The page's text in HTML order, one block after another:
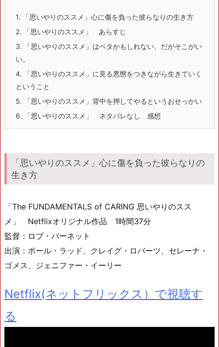
1. 「思いやりのススメ」心に傷を負った彼らなりの生き方
2. 「思いやりのススメ」 あらすじ
3. 「思いやりのススメ」はベタかもしれない、だがそこがい
い。
4. 「思いやりのススメ」に見る悪態をつきながら生きていく
ということ
5. 「思いやりのススメ」背中を押してやるというおせっかい
6. 「思いやりのススメ」 ネタバレなし 感想
「思いやりのススメ」心に傷を負った彼らなりの
生き方
「The FUNDAMENTALS of CARING 思いやりのスス
メ」 Netflixオリジナル作品 1時間37分
監督：ロブ・バーネット
出演：ポール・ラッド、クレイグ・ロバーツ、セレーナ・
ゴメス、ジェニファー・イーリー
Netflix(ネットフリックス）で視聴す
る